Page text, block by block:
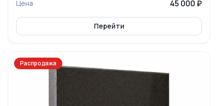
Цена 45 000 ₽
Перейти
Распродажа